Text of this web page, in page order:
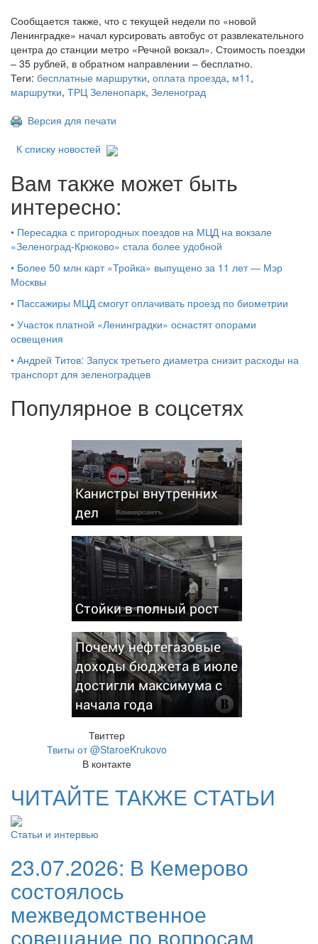
Сообщается также, что с текущей недели по «новой
Ленинградке» начал курсировать автобус от развлекательного
центра до станции метро «Речной вокзал». Стоимость поездки
– 35 рублей, в обратном направлении – бесплатно.
Теги: бесплатные маршрутки, оплата проезда, м11 ,
маршрутки, ТРЦ Зеленопарк, Зеленоград
Версия для печати
К списку новостей
Вам также может быть
интересно:
• Пересадка с пригородных поездов на МЦД на вокзале
«Зеленоград-Крюково» стала более удобной
• Более 50 млн карт «Тройка» выпущено за 11 лет — Мэр
Москвы
• Пассажиры МЦД смогут оплачивать проезд по биометрии
• Участок платной «Ленинградки» оснастят опорами
освещения
• Андрей Титов: Запуск третьего диаметра снизит расходы на
транспорт для зеленоградцев
Популярное в соцсетях
Канистры внутренних
дел
Стойки в полный рост
Почему нефтегазовые
доходы бюджета в июле
достигли максимума с
начала года
Твиттер
Твиты от @StaroeKrukovo
В контакте
ЧИТАЙТЕ ТАКЖЕ СТАТЬИ
Статьи и интервью
23.07.2026: В Кемерово
состоялось
межведомственное
совещание по вопросам